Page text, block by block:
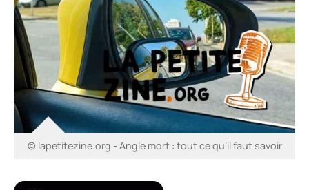
© lapetitezine.org - Angle mort : tout ce qu’il faut savoir